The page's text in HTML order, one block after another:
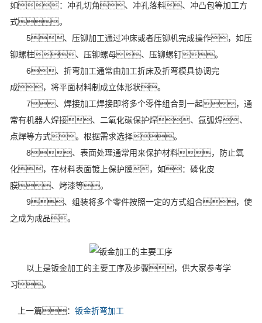
如：冲孔切角、冲孔落料、冲凸包等加工方
式。
5、压铆加工通过冲床或者压铆机完成操作，如压
铆螺柱、压铆螺母、压铆螺钉。
6、折弯加工通常由加工折床及折弯模具协调完
成，将平面材料制成立体形状。
7、焊接加工焊接即将多个零件组合到一起，通
常有机器人焊接、二氧化碳保护焊、氩弧焊、
点焊等方式。根据需求选择。
8、表面处理通常用来保护材料，防止氧
化，在材料表面镀上保护膜，如：磷化皮
膜、烤漆等。
9、组装将多个零件按照一定的方式组合，使
之成为成品。
以上是钣金加工的主要工序及步骤，供大家参考学
习。
上一篇： 钣金折弯加工